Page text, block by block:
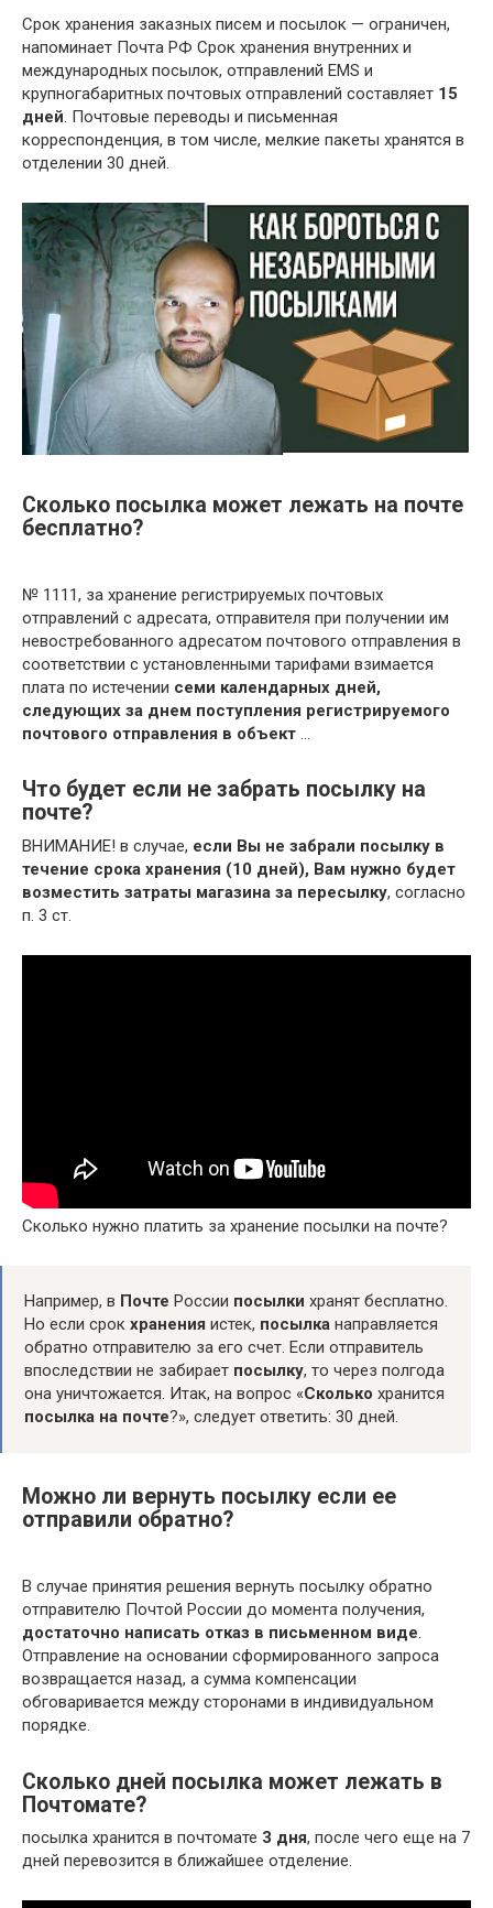
Срок хранения заказных писем и посылок — ограничен,
напоминает Почта РФ Срок хранения внутренних и
международных посылок, отправлений EMS и
крупногабаритных почтовых отправлений составляет 15
дней. Почтовые переводы и письменная
корреспонденция, в том числе, мелкие пакеты хранятся в
отделении 30 дней.
Сколько посылка может лежать на почте
бесплатно?
№ 1111, за хранение регистрируемых почтовых
отправлений с адресата, отправителя при получении им
невостребованного адресатом почтового отправления в
соответствии с установленными тарифами взимается
плата по истечении семи календарных дней,
следующих за днем поступления регистрируемого
почтового отправления в объект …
Что будет если не забрать посылку на
почте?
ВНИМАНИЕ! в случае, если Вы не забрали посылку в
течение срока хранения (10 дней), Вам нужно будет
возместить затраты магазина за пересылку, согласно
п. 3 ст.
Сколько нужно платить за хранение посылки на почте?
Например, в Почте России посылки хранят бесплатно.
Но если срок хранения истек, посылка направляется
обратно отправителю за его счет. Если отправитель
впоследствии не забирает посылку, то через полгода
она уничтожается. Итак, на вопрос «Сколько хранится
посылка на почте?», следует ответить: 30 дней.
Можно ли вернуть посылку если ее
отправили обратно?
В случае принятия решения вернуть посылку обратно
отправителю Почтой России до момента получения,
достаточно написать отказ в письменном виде.
Отправление на основании сформированного запроса
возвращается назад, а сумма компенсации
обговаривается между сторонами в индивидуальном
порядке.
Сколько дней посылка может лежать в
Почтомате?
посылка хранится в почтомате 3 дня, после чего еще на 7
дней перевозится в ближайшее отделение.